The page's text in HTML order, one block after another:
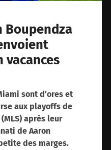
Boupendza
vacances
sont d’ores et
aux playoffs de
après leur
de Aaron
des marges.